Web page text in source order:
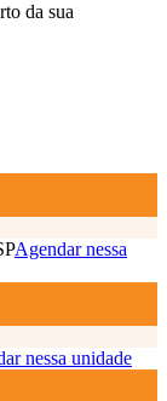
da sua
Agendar nessa
nessa unidade